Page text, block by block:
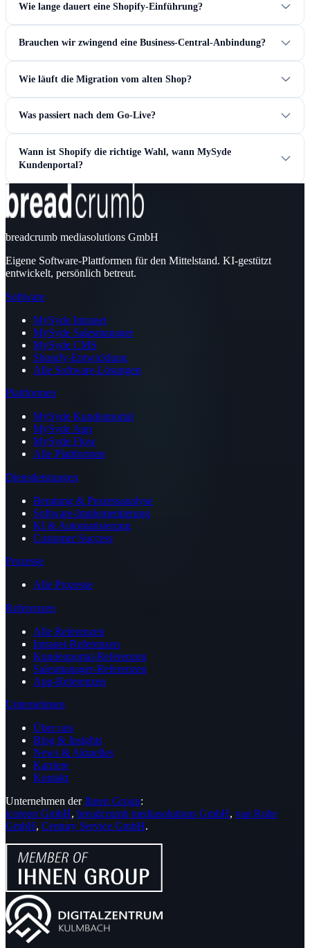
Wie lange dauert eine Shopify-Einführung?
Brauchen wir zwingend eine Business-Central-Anbindung?
Wie läuft die Migration vom alten Shop?
Was passiert nach dem Go-Live?
Wann ist Shopify die richtige Wahl, wann MySyde
Kundenportal?
breadcrumb mediasolutions GmbH
Eigene Software-Plattformen für den Mittelstand. KI-gestützt
entwickelt, persönlich betreut.
Software
MySyde Intranet
MySyde Salesmanager
MySyde CMS
Shopify-Entwicklung
Alle Software-Lösungen
Plattformen
MySyde Kundenportal
MySyde App
MySyde Flow
Alle Plattformen
Dienstleistungen
Beratung & Prozessanalyse
Software-Implementierung
KI & Automatisierung
Customer Success
Prozesse
Alle Prozesse
Referenzen
Alle Referenzen
Intranet-Referenzen
Kundenportal-Referenzen
Salesmanager-Referenzen
App-Referenzen
Unternehmen
Über uns
Blog & Insights
News & Aktuelles
Karriere
Kontakt
Unternehmen derIhnen Group:
icoreon GmbH, breadcrumb mediasolutions GmbH, van Rohe
GmbH, Century Service GmbH.